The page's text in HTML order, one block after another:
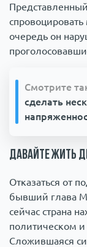
очередь он
Смотрите
сделать
Давайте жить
Отказаться от
бывший глава
сейчас страна
политическом
Сложившаяся